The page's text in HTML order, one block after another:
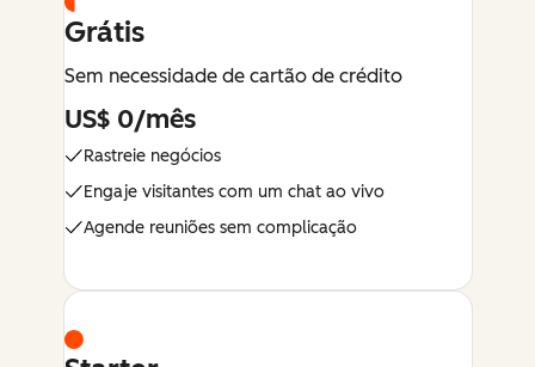
Grátis
Sem necessidade de cartão de crédito
US$ 0/mês
Rastreie negócios
Engaje visitantes com um chat ao vivo
Agende reuniões sem complicação